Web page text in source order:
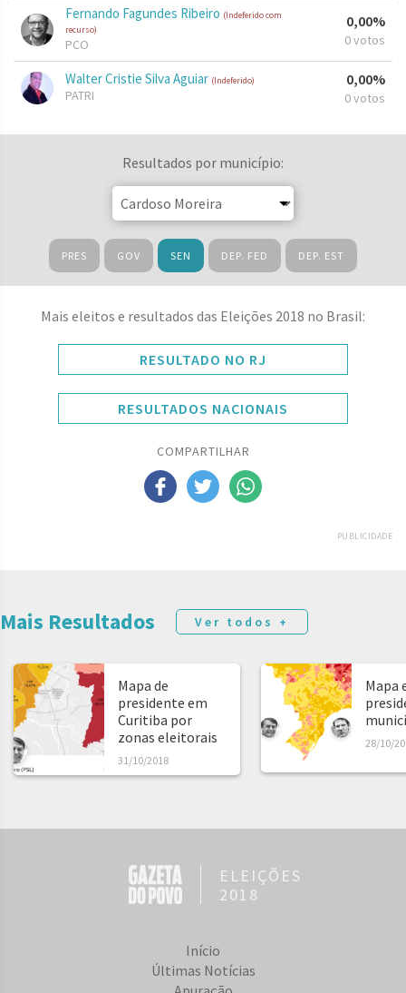
Fernando Fagundes Ribeiro (Indeferido com
recurso)
PCO
0,00%
0 votos
Walter Cristie Silva Aguiar (Indeferido)
PATRI
0,00%
0 votos
Resultados por município:
PRES GOV SEN DEP. FED DEP. EST
Mais eleitos e resultados das Eleições 2018 no Brasil:
RESULTADO NO RJ
RESULTADOS NACIONAIS
COMPARTILHAR
PUBLICIDADE
Mais Resultados Ver todos +
Mapa de
presidente em
Curitiba por
zonas eleitorais
31/10/2018
Mapa
28/10/
ELEIÇÕES
2018
Início
Últimas Notícias